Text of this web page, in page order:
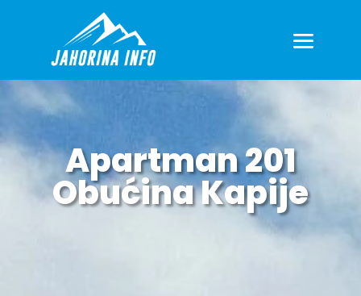
Apartman 201
Obućina Kapije